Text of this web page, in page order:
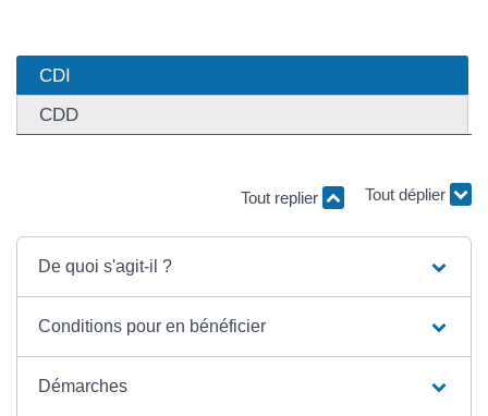
CDI
CDD
Tout replier Tout déplier
De quoi s'agit-il ?
Conditions pour en bénéficier
Démarches